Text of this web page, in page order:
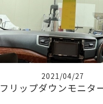
2021/04/27
フリップダウンモニタ